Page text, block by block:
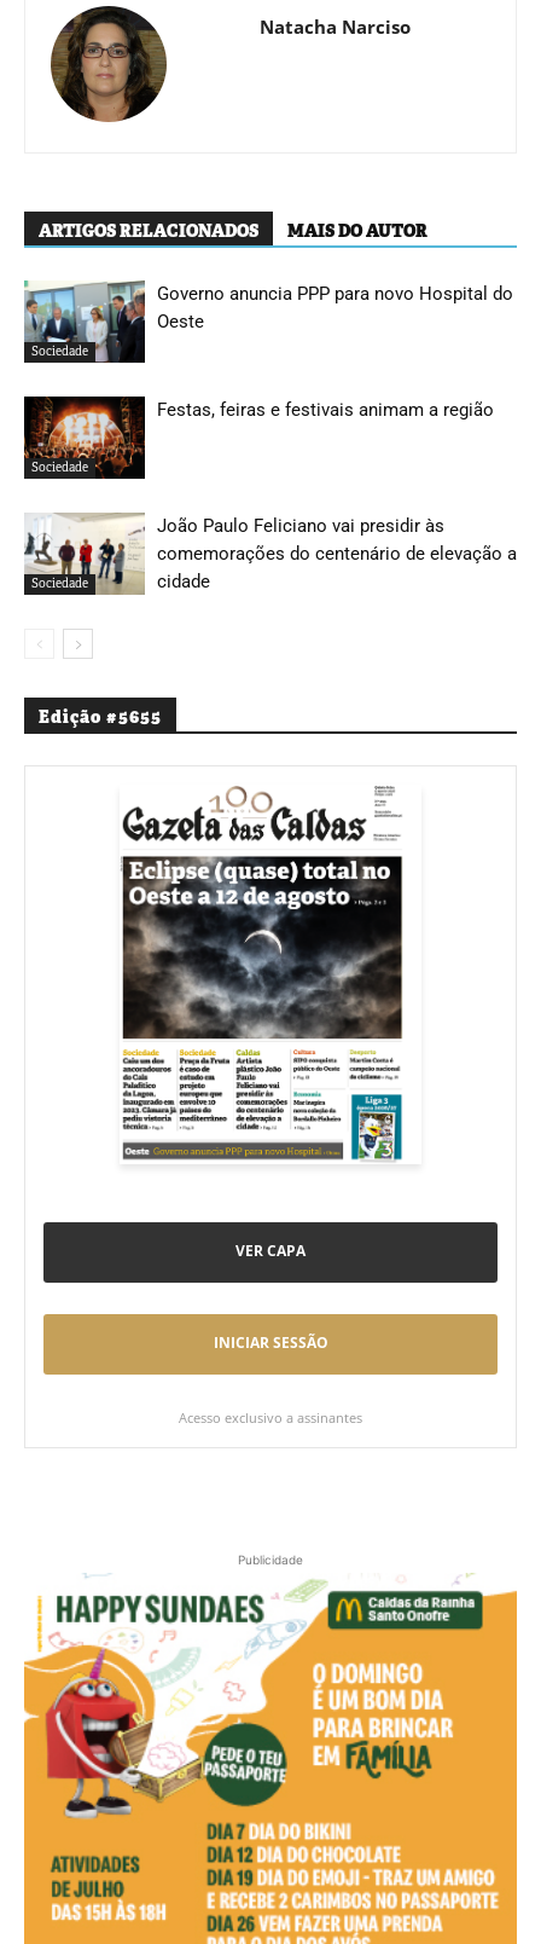
Natacha Narciso
ARTIGOS RELACIONADOS MAIS DO AUTOR
Sociedade
Governo anuncia PPP para novo Hospital do
Oeste
Sociedade
Festas, feiras e festivais animam a região
Sociedade
João Paulo Feliciano vai presidir às
comemorações do centenário de elevação a
cidade
Edição #5655
VER CAPA
INICIAR SESSÃO
Acesso exclusivo a assinantes
Publicidade